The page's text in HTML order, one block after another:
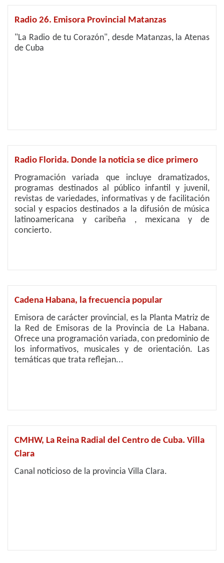
Radio 26. Emisora Provincial Matanzas
"La Radio de tu Corazón", desde Matanzas, la Atenas
de Cuba
Radio Florida. Donde la noticia se dice primero
Programación variada que incluye dramatizados,
programas destinados al público infantil y juvenil,
revistas de variedades, informativas y de facilitación
social y espacios destinados a la difusión de música
latinoamericana y caribeña , mexicana y de
concierto.
Cadena Habana, la frecuencia popular
Emisora de carácter provincial, es la Planta Matriz de
la Red de Emisoras de la Provincia de La Habana.
Ofrece una programación variada, con predominio de
los informativos, musicales y de orientación. Las
temáticas que trata reflejan...
CMHW, La Reina Radial del Centro de Cuba. Villa
Clara
Canal noticioso de la provincia Villa Clara.